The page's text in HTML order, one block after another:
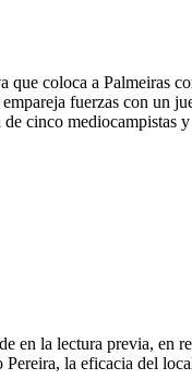
coloca a Palmeiras
fuerzas con un
cinco mediocampistas
en la lectura previa,
la eficacia del